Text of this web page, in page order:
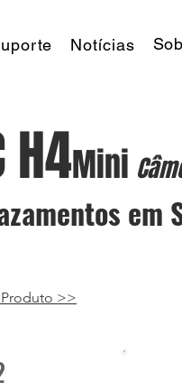
Notícias
H4Mini
em
>>